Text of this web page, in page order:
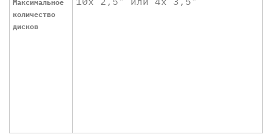
Максимальное
количество
дисков